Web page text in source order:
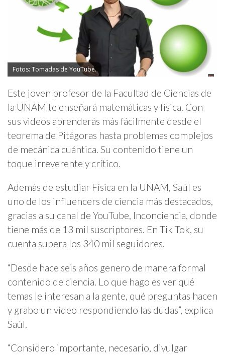
Fotos: Tomadas de YouTube.
Este joven profesor de la Facultad de Ciencias de
la UNAM te enseñará matemáticas y física. Con
sus videos aprenderás más fácilmente desde el
teorema de Pitágoras hasta problemas complejos
de mecánica cuántica. Su contenido tiene un
toque irreverente y crítico.
Además de estudiar Física en la UNAM, Saúl es
uno de los influencers de ciencia más destacados,
gracias a su canal de YouTube, Inconciencia, donde
tiene más de 13 mil suscriptores. En Tik Tok, su
cuenta supera los 340 mil seguidores.
“Desde hace seis años genero de manera formal
contenido de ciencia. Lo que hago es ver qué
temas le interesan a la gente, qué preguntas hacen
y grabo un video respondiendo las dudas”, explica
Saúl.
“Considero importante, necesario, divulgar